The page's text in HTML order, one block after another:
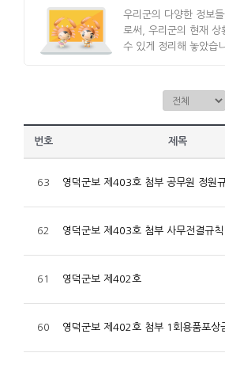
우리군의 다양한 정보
로써, 우리군의 현재 상
수 있게 정리해 놓았습
번호 제목
63 영덕군보 제403호 첨부 공무원 정원
62 영덕군보 제403호 첨부 사무전결규칙
61 영덕군보 제402호
60 영덕군보 제402호 첨부 1회용품포상